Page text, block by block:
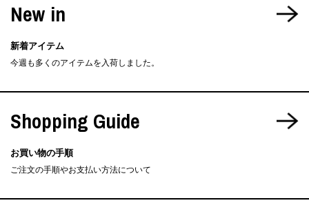
New in
新着アイテム
今週も多くのアイテムを入荷しました。
Shopping Guide
お買い物の手順
ご注文の手順やお支払い方法について